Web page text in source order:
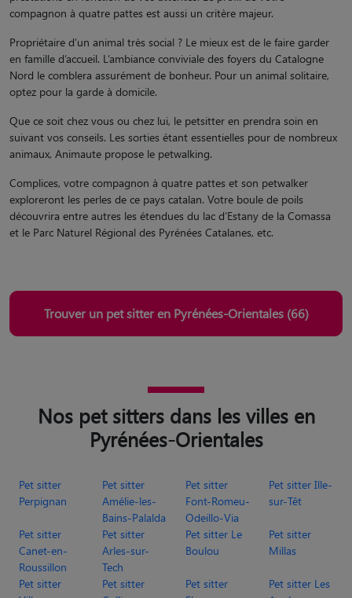
compagnon à quatre pattes est aussi un critère majeur.
Propriétaire d’un animal très social ? Le mieux est de le faire garder
en famille d’accueil. L’ambiance conviviale des foyers du Catalogne
Nord le comblera assurément de bonheur. Pour un animal solitaire,
optez pour la garde à domicile.
Que ce soit chez vous ou chez lui, le petsitter en prendra soin en
suivant vos conseils. Les sorties étant essentielles pour de nombreux
animaux, Animaute propose le petwalking.
Complices, votre compagnon à quatre pattes et son petwalker
exploreront les perles de ce pays catalan. Votre boule de poils
découvrira entre autres les étendues du lac d’Estany de la Comassa
et le Parc Naturel Régional des Pyrénées Catalanes, etc.
Trouver un pet sitter en Pyrénées-Orientales (66)
Nos pet sitters dans les villes en
Pyrénées-Orientales
Pet sitter
Perpignan
Pet sitter
Amélie-les-
Bains-Palalda
Pet sitter
Font-Romeu-
Odeillo-Via
Pet sitter Ille-
sur-Têt
Pet sitter
Canet-en-
Roussillon
Pet sitter
Arles-sur-
Tech
Pet sitter Le
Boulou
Pet sitter
Millas
Pet sitter
Pet sitter
Pet sitter
Pet sitter Les